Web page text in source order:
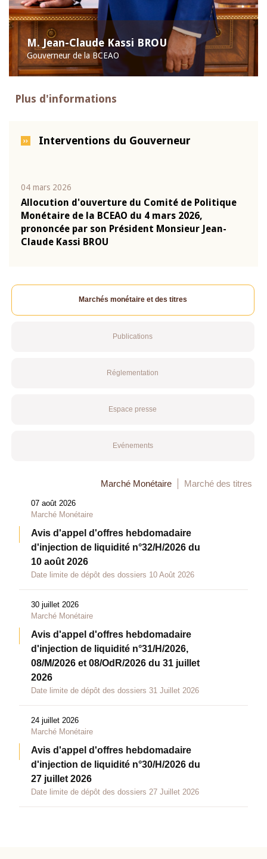
M. Jean-Claude Kassi BROU
Gouverneur de la BCEAO
Plus d'informations
Interventions du Gouverneur
04 mars 2026
Allocution d'ouverture du Comité de Politique
Monétaire de la BCEAO du 4 mars 2026,
prononcée par son Président Monsieur Jean-
Claude Kassi BROU
Marchés monétaire et des titres
Publications
Réglementation
Espace presse
Evénements
Marché Monétaire Marché des titres
07 août 2026
Marché Monétaire
Avis d'appel d'offres hebdomadaire
d'injection de liquidité n°32/H/2026 du
10 août 2026
Date limite de dépôt des dossiers 10 Août 2026
30 juillet 2026
Marché Monétaire
Avis d'appel d'offres hebdomadaire
d'injection de liquidité n°31/H/2026,
08/M/2026 et 08/OdR/2026 du 31 juillet
2026
Date limite de dépôt des dossiers 31 Juillet 2026
24 juillet 2026
Marché Monétaire
Avis d'appel d'offres hebdomadaire
d'injection de liquidité n°30/H/2026 du
27 juillet 2026
Date limite de dépôt des dossiers 27 Juillet 2026